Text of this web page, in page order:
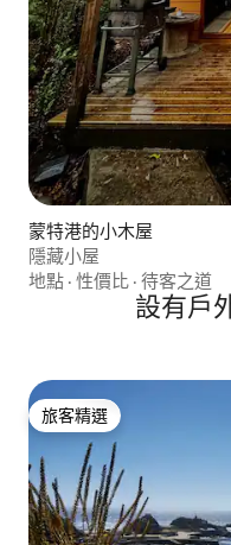
蒙特港的小木屋
隱藏小屋
地點 · 性價比 · 待客之道
設有戶
旅客精選
旅客精選